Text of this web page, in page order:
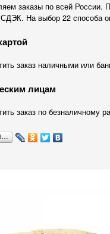
заказы по всей России.
На выбор 22 способа
заказ наличными или
лицам
заказ по безналичному